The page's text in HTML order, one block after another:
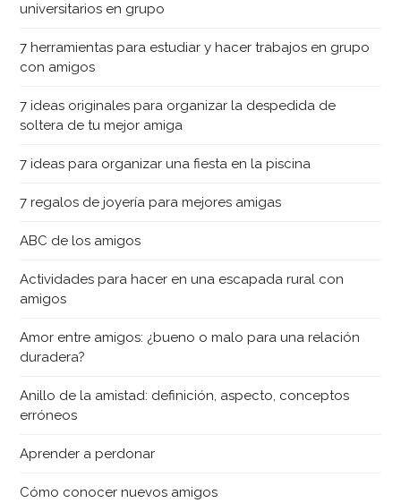
universitarios en grupo
7 herramientas para estudiar y hacer trabajos en grupo
con amigos
7 ideas originales para organizar la despedida de
soltera de tu mejor amiga
7 ideas para organizar una fiesta en la piscina
7 regalos de joyería para mejores amigas
ABC de los amigos
Actividades para hacer en una escapada rural con
amigos
Amor entre amigos: ¿bueno o malo para una relación
duradera?
Anillo de la amistad: definición, aspecto, conceptos
erróneos
Aprender a perdonar
Cómo conocer nuevos amigos